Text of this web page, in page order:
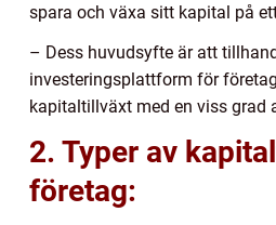
spara och växa sitt kapital på
– Dess huvudsyfte är att
investeringsplattform för
kapitaltillväxt med en viss grad
2. Typer av
företag: